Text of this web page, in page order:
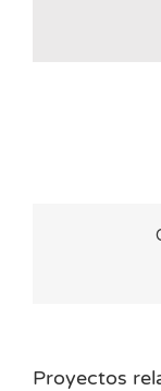
Proyectos